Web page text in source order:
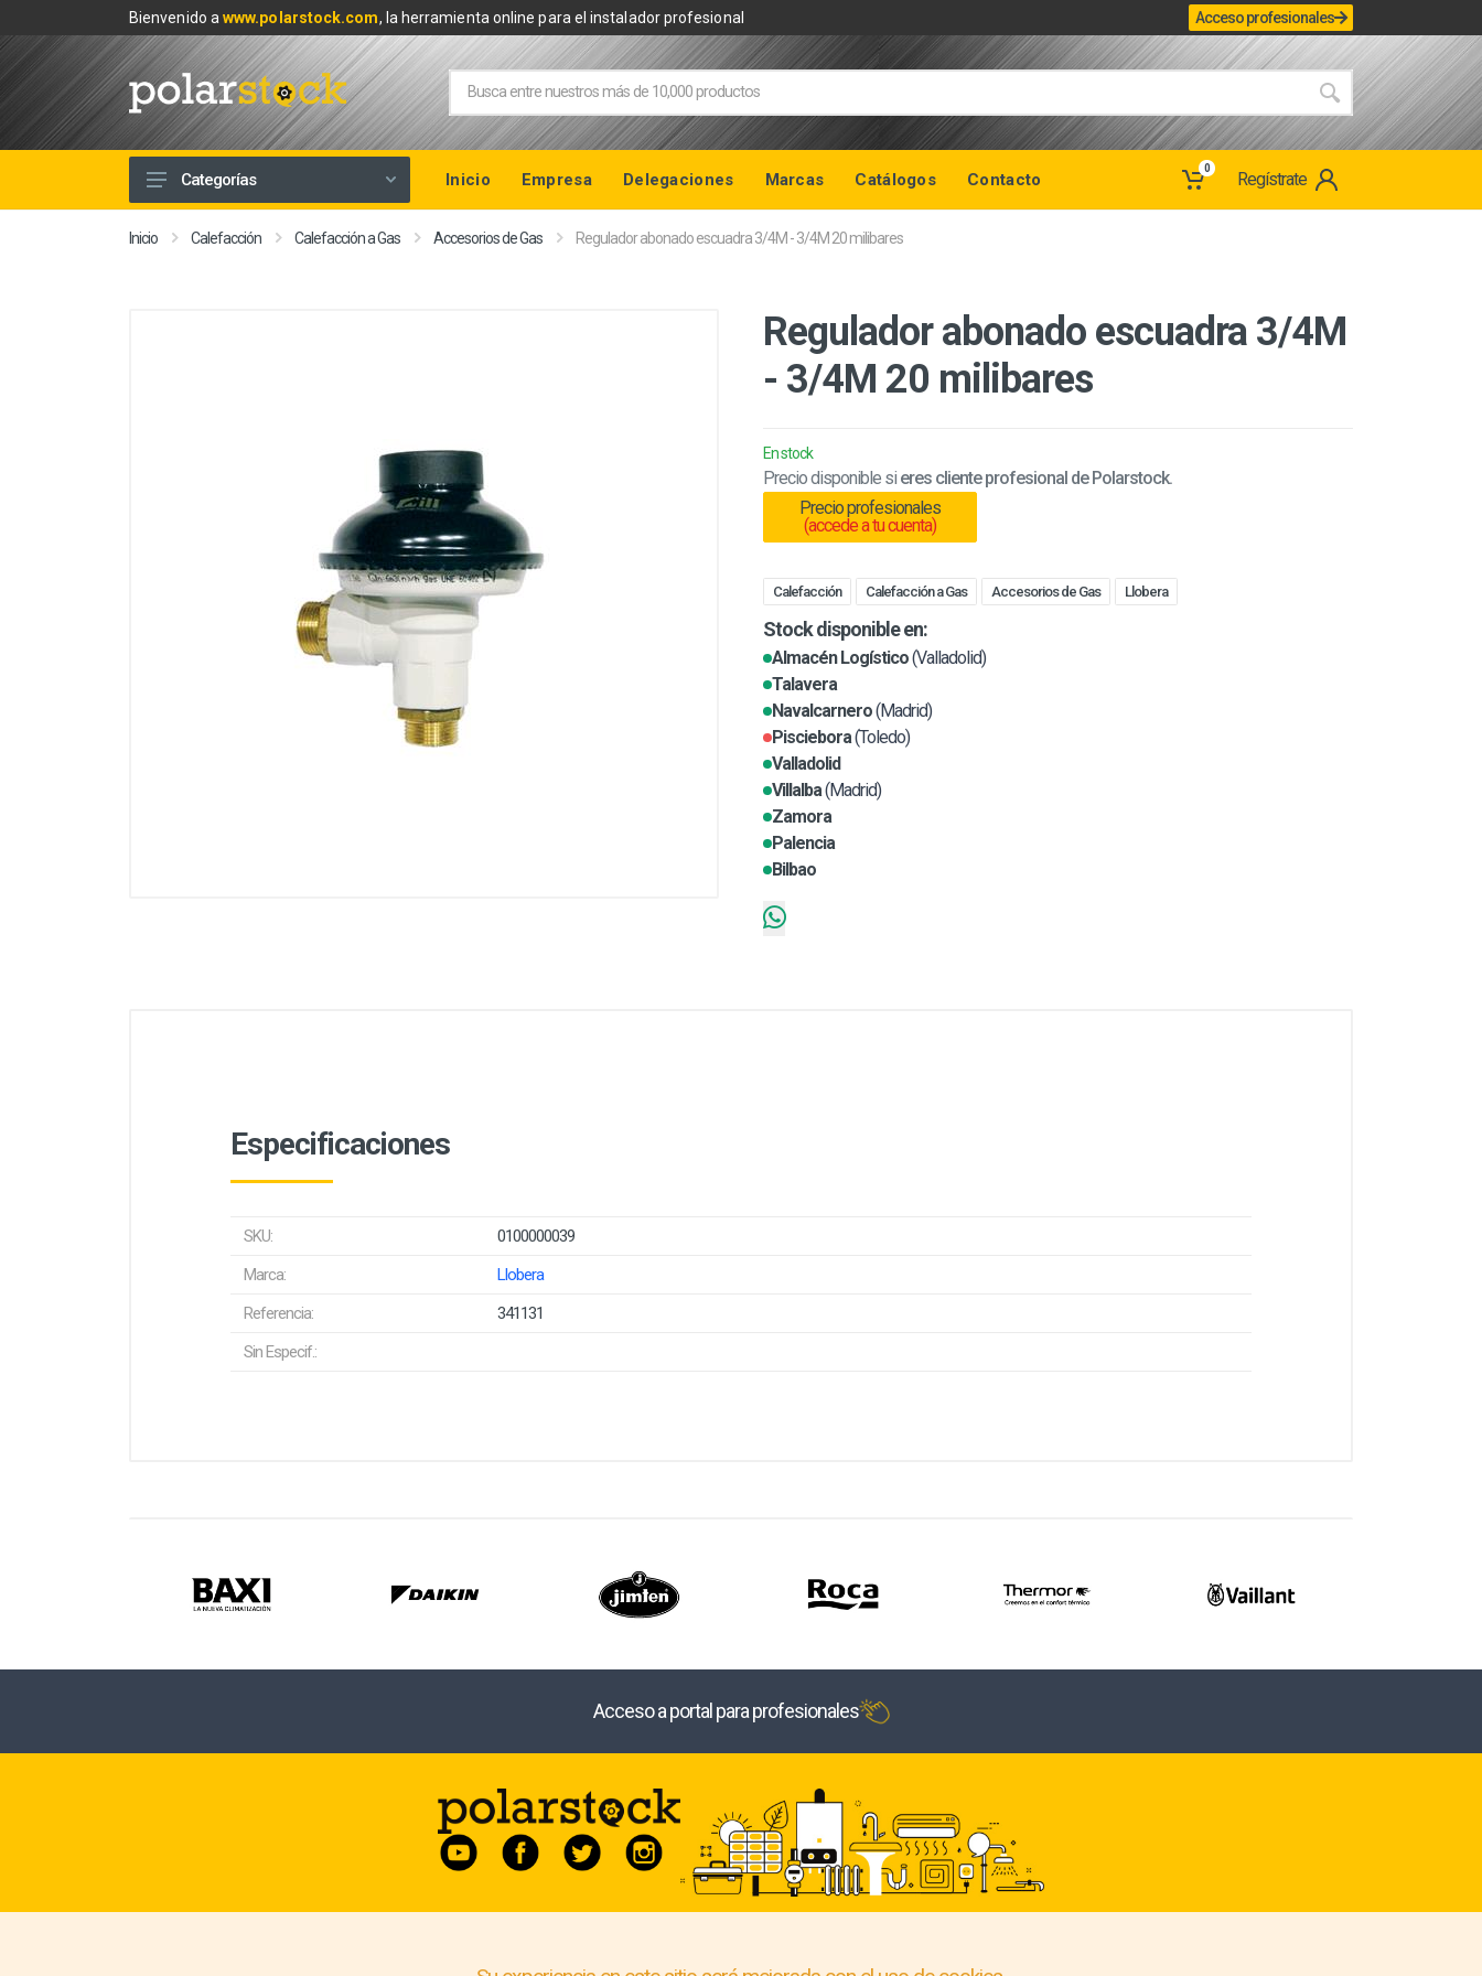
Bienvenido awww.polarstock.com, la herramienta online para el instalador profesional Acceso profesionales
Calefacción
Categorías Inicio Empresa Delegaciones Marcas Catálogos Contacto
0
Regístrate
Inicio Calefacción Calefacción a Gas Accesorios de Gas Regulador abonado escuadra 3/4M - 3/4M 20 milibares
Regulador abonado escuadra 3/4M
- 3/4M 20 milibares
En stock
Precio disponible si eres cliente profesional de Polarstock.
Precio profesionales
(accede a tu cuenta)
Calefacción Calefacción a Gas Accesorios de Gas Llobera
Stock disponible en:
Almacén Logístico(Valladolid)
Talavera
Navalcarnero(Madrid)
Pisciebora(Toledo)
Valladolid
Villalba(Madrid)
Zamora
Palencia
Bilbao
Especificaciones
SKU:
0100000039
Marca:
Llobera
Referencia:
341131
Sin Especif.:
Acceso a portal para profesionales